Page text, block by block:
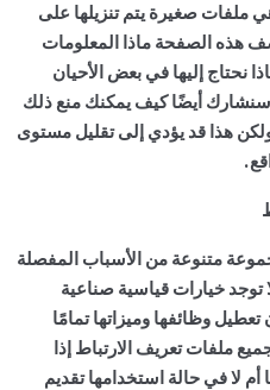
ملفات صغيرة يتم تنزيلها على
هذه الصفحة ماذا المعلومات
نحتاج إليها في بعض الأحيان
سنشارك أيضًا كيف يمكنك منع ذلك
هذا قد يؤدي إلى تقليل مستوى
متنوعة من الأسباب المفصلة
خيارات قياسية صناعية
وظائفها وميزاتها تمامًا
ملفات تعريف الارتباط إذا
أم لا في حالة استخدامها تقديم